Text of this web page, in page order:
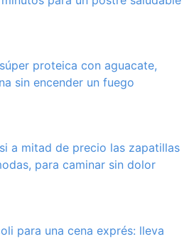
proteica con aguacate,
sin encender un fuego
a mitad de precio las zapatillas
para caminar sin dolor
para una cena exprés: lleva